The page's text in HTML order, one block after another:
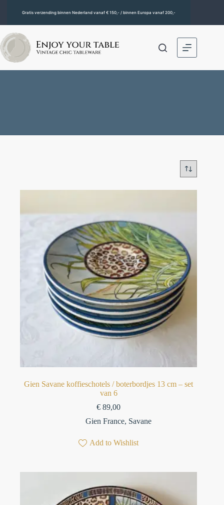
Gratis verzending binnen Nederland vanaf € 150,- / binnen Europa vanaf 200,-
Gien Savane koffieschotels / boterbordjes 13 cm – set
van 6⁠
€ 89,00
Gien France, Savane
Add to Wishlist